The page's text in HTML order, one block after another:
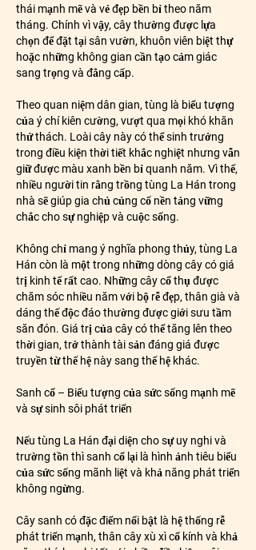
thái mạnh mẽ và vẻ đẹp bền bỉ theo năm
tháng. Chính vì vậy, cây thường được lựa
chọn để đặt tại sân vườn, khuôn viên biệt thự
hoặc những không gian cần tạo cảm giác
sang trọng và đẳng cấp.
Theo quan niệm dân gian, tùng là biểu tượng
của ý chí kiên cường, vượt qua mọi khó khăn
thử thách. Loài cây này có thể sinh trưởng
trong điều kiện thời tiết khắc nghiệt nhưng vẫn
giữ được màu xanh bền bỉ quanh năm. Vì thế,
nhiều người tin rằng trồng tùng La Hán trong
nhà sẽ giúp gia chủ củng cố nền tảng vững
chắc cho sự nghiệp và cuộc sống.
Không chỉ mang ý nghĩa phong thủy, tùng La
Hán còn là một trong những dòng cây có giá
trị kinh tế rất cao. Những cây cổ thụ được
chăm sóc nhiều năm với bộ rễ đẹp, thân già và
dáng thế độc đáo thường được giới sưu tầm
săn đón. Giá trị của cây có thể tăng lên theo
thời gian, trở thành tài sản đáng giá được
truyền từ thế hệ này sang thế hệ khác.
Sanh cổ – Biểu tượng của sức sống mạnh mẽ
và sự sinh sôi phát triển
Nếu tùng La Hán đại diện cho sự uy nghi và
trường tồn thì sanh cổ lại là hình ảnh tiêu biểu
của sức sống mãnh liệt và khả năng phát triển
không ngừng.
Cây sanh có đặc điểm nổi bật là hệ thống rễ
phát triển mạnh, thân cây xù xì cổ kính và khả